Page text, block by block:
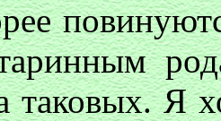
таковых. Я